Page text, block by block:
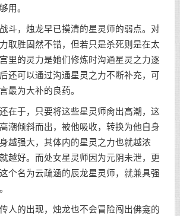
用。
，烛龙早已摸清的星灵师的弱点。对
取胜固然不错，但若只是杀死则是在太
里的灵力是她们修炼时沟通星灵之力逐
还可以通过沟通星灵之力不断补充，可
最为大补的良药。
于，只要将这些星灵师肏出高潮，这
潮倾斜而出，被他吸收，转换为他自身
越强大，其体内的星灵之力也就越浓
越好。而处女星灵师因为元阴未泄，更
个名为云疏涵的辰龙星灵师，就兼具强
的出现，烛龙也不会冒险闯出佛龛的